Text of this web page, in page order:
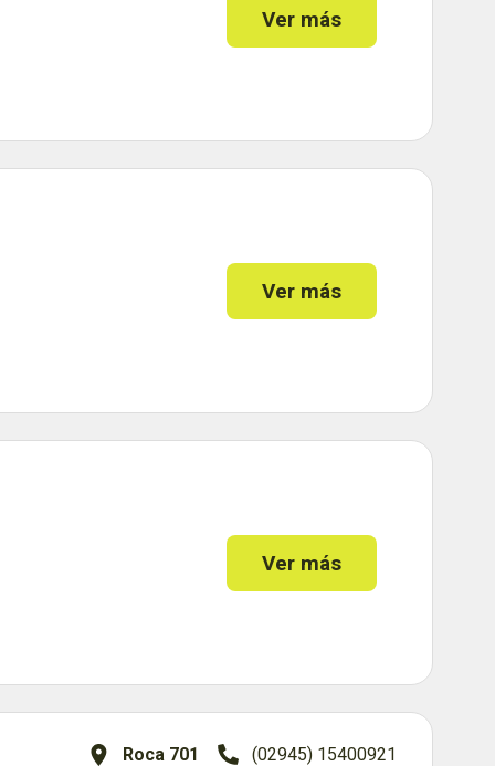
Ver más
Ver más
Ver más
Roca 701 (02945) 15400921